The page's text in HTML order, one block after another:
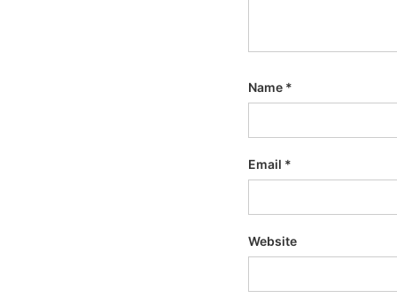
Name *
Email *
Website